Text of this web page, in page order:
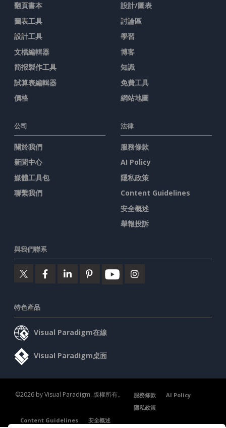
翻頁書本
圖表工具
設計工具
文檔編輯器
简报製作工具
試算表編輯器
價格
設計/圖表
討論區
學習
博客
知識
免費工具
網站地圖
公司
關於我們
新聞中心
媒體工具包
聯繫我們
法律
服務條款
AI Policy
隱私政策
Content Guidelines
安全概述
舉報投訴
與我們聯系
特色產品
Visual Paradigm在線
Visual Paradigm桌面
©2026 by Visual Paradigm. 版權所有。 服務條款
AI Policy
隱私政策
Content Guidelines
安全概述